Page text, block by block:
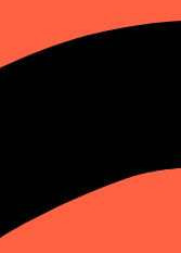
und